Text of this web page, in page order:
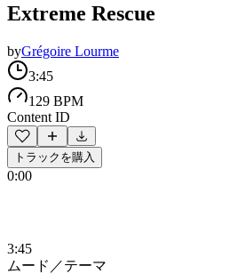
Extreme Rescue
byGrégoire Lourme
3:45
129 BPM
Content ID
トラックを購入
0:00
3:45
ムード／テーマ